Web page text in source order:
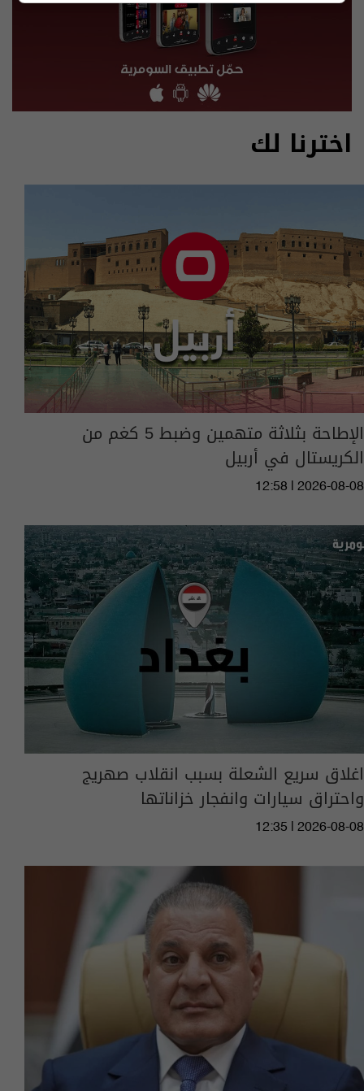
اخترنا لك
الإطاحة بثلاثة متهمين وضبط 5 كغم من
الكريستال في أربيل
12:58 | 2026-08-08
اغلاق سريع الشعلة بسبب انقلاب صهريج
واحتراق سيارات وانفجار خزاناتها
12:35 | 2026-08-08